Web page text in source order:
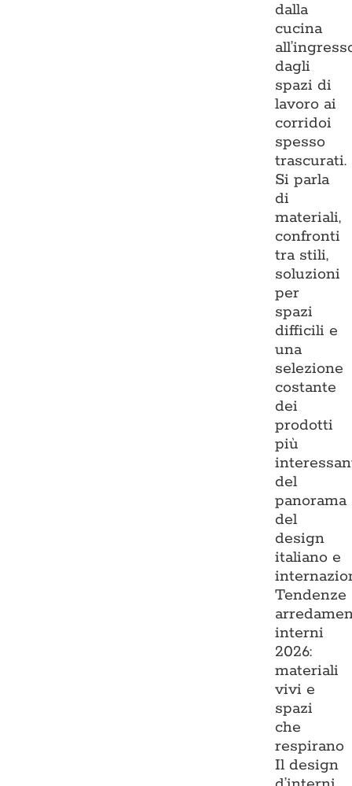
dalla
cucina
dagli
spazi di
lavoro ai
corridoi
spesso
trascurati.
Si parla
di
materiali,
confronti
tra stili,
soluzioni
per
spazi
difficili e
una
selezione
costante
dei
prodotti
più
del
panorama
del
design
italiano e
Tendenze
interni
2026:
materiali
vivi e
spazi
che
respirano
Il design